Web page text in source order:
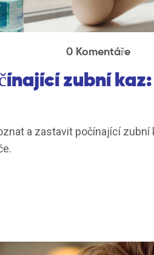
0 Komentáře
zubní
a zastavit počínající